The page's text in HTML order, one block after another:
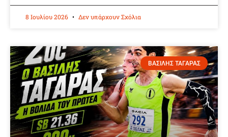
8 Ιουλίου 2026 Δεν υπάρχουν Σχόλια
ΒΑΣΙΛΗΣ ΤΑΓΑΡΑΣ